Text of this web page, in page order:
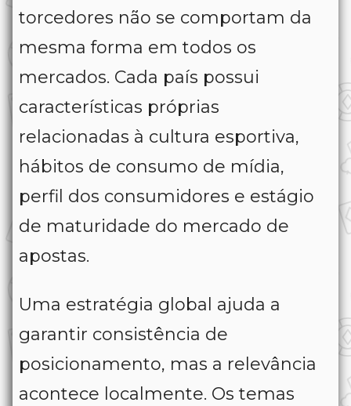
torcedores não se comportam da
mesma forma em todos os
mercados. Cada país possui
características próprias
relacionadas à cultura esportiva,
hábitos de consumo de mídia,
perfil dos consumidores e estágio
de maturidade do mercado de
apostas.
Uma estratégia global ajuda a
garantir consistência de
posicionamento, mas a relevância
acontece localmente. Os temas